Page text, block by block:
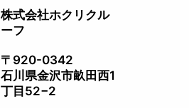
株式会社ホクリクル
ーフ
〒920-0342
石川県金沢市畝田西1
丁目52−2